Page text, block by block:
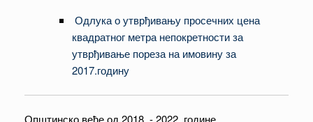
Одлука о утврђивању просечних цена
квадратног метра непокретности за
утврђивање пореза на имовину за
2017.годину
Општинско веће од 2018. - 2022. године